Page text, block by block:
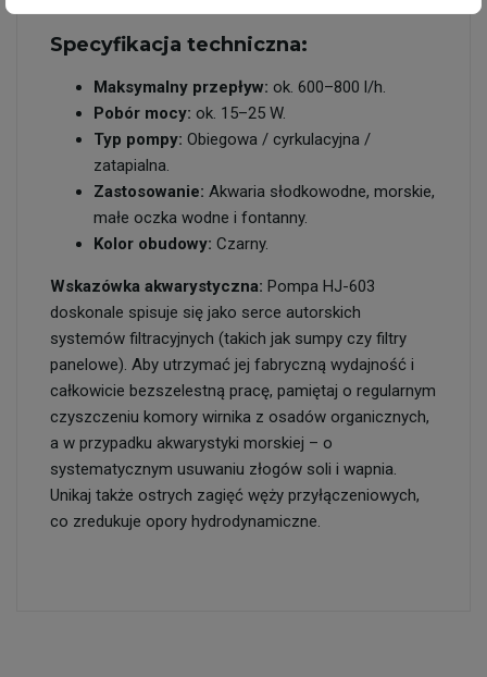
Specyfikacja techniczna:
Maksymalny przepływ: ok. 600–800 l/h.
Pobór mocy: ok. 15–25 W.
Typ pompy: Obiegowa / cyrkulacyjna /
zatapialna.
Zastosowanie: Akwaria słodkowodne, morskie,
małe oczka wodne i fontanny.
Kolor obudowy: Czarny.
Wskazówka akwarystyczna: Pompa HJ-603
doskonale spisuje się jako serce autorskich
systemów filtracyjnych (takich jak sumpy czy filtry
panelowe). Aby utrzymać jej fabryczną wydajność i
całkowicie bezszelestną pracę, pamiętaj o regularnym
czyszczeniu komory wirnika z osadów organicznych,
a w przypadku akwarystyki morskiej – o
systematycznym usuwaniu złogów soli i wapnia.
Unikaj także ostrych zagięć węży przyłączeniowych,
co zredukuje opory hydrodynamiczne.